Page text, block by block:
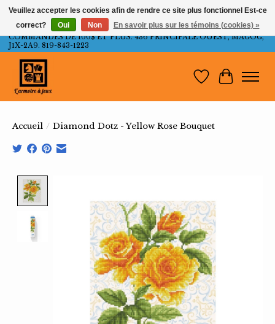
LIVRAISON GRATUITE AU QUÉBEC ET ONTARIO POUR LES
COMMANDES DE 100$ ET PLUS. 436 PRINCIPALE OUEST, MAGOG,
J1X-2A9. 819-843-1223
Liste dePanier
Accueil / Diamond Dotz - Yellow Rose Bouquet
Veuillez accepter les cookies afin de rendre ce site plus fonctionnel Est-ce
correct?
Oui Non En savoir plus sur les témoins (cookies) »